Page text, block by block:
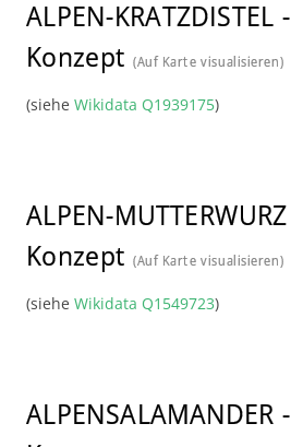
ALPEN-KRATZDISTEL -
Konzept (Auf Karte visualisieren)
(siehe Wikidata Q1939175)
ALPEN-MUTTERWURZ
Konzept (Auf Karte visualisieren)
(siehe Wikidata Q1549723)
ALPENSALAMANDER -